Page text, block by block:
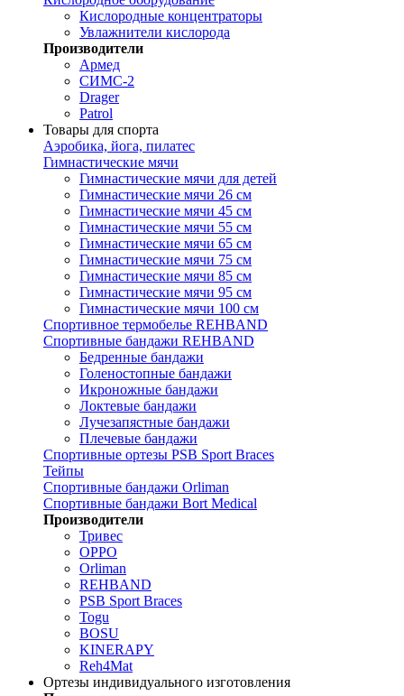
Кислородные концентраторы
Увлажнители кислорода
Производители
Армед
СИМС-2
Drager
Patrol
Товары для спорта
Аэробика, йога, пилатес
Гимнастические мячи
Гимнастические мячи для детей
Гимнастические мячи 26 см
Гимнастические мячи 45 см
Гимнастические мячи 55 см
Гимнастические мячи 65 см
Гимнастические мячи 75 см
Гимнастические мячи 85 см
Гимнастические мячи 95 см
Гимнастические мячи 100 см
Спортивное термобелье REHBAND
Спортивные бандажи REHBAND
Бедренные бандажи
Голеностопные бандажи
Икроножные бандажи
Локтевые бандажи
Лучезапястные бандажи
Плечевые бандажи
Спортивные ортезы PSB Sport Braces
Тейпы
Спортивные бандажи Orliman
Спортивные бандажи Bort Medical
Производители
Тривес
OPPO
Orliman
REHBAND
PSB Sport Braces
Togu
BOSU
KINERAPY
Reh4Mat
Ортезы индивидуального изготовления